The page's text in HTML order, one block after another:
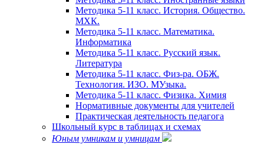
Методика 5-11 класс. История. Общество.
МХК.
Методика 5-11 класс. Математика.
Информатика
Методика 5-11 класс. Русский язык.
Литература
Методика 5-11 класс. Физ-ра. ОБЖ.
Технология. ИЗО. МУзыка.
Методика 5-11 класс. Физика. Химия
Нормативные документы для учителей
Практическая деятельность педагога
Школьный курс в таблицах и схемах
Юным умникам и умницам